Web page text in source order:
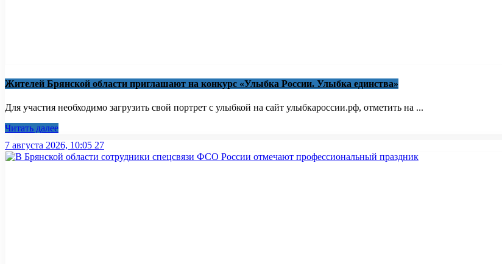
Жителей Брянской области приглашают на конкурс «Улыбка России. Улыбка единства»
Для участия необходимо загрузить свой портрет с улыбкой на сайт улыбкароссии.рф, отметить на ...
Читать далее
7 августа 2026, 10:05 27